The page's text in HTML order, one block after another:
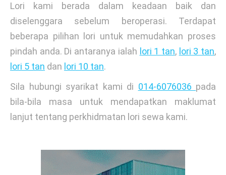
Lori kami berada dalam keadaan baik dan
diselenggara sebelum beroperasi. Terdapat
beberapa pilihan lori untuk memudahkan proses
pindah anda. Di antaranya ialah lori 1 tan, lori 3 tan,
lori 5 tan dan lori 10 tan.
Sila hubungi syarikat kami di 014-6076036 pada
bila-bila masa untuk mendapatkan maklumat
lanjut tentang perkhidmatan lori sewa kami.